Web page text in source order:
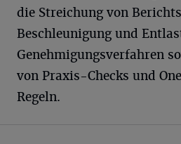
die Streichung von
Beschleunigung und
Genehmigungsverfahren
von Praxis-Checks und
Regeln.